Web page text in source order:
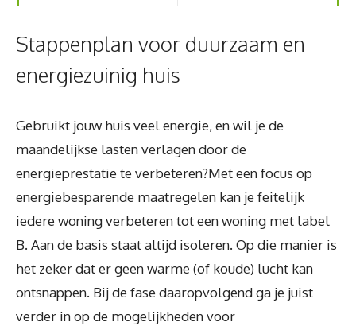
Stappenplan voor duurzaam en
energiezuinig huis
Gebruikt jouw huis veel energie, en wil je de
maandelijkse lasten verlagen door de
energieprestatie te verbeteren?Met een focus op
energiebesparende maatregelen kan je feitelijk
iedere woning verbeteren tot een woning met label
B. Aan de basis staat altijd isoleren. Op die manier is
het zeker dat er geen warme (of koude) lucht kan
ontsnappen. Bij de fase daaropvolgend ga je juist
verder in op de mogelijkheden voor